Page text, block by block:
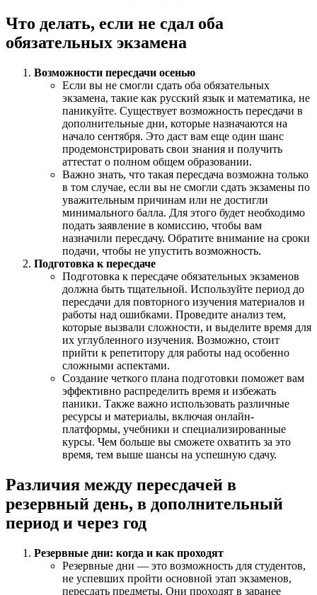
Что делать, если не сдал оба
обязательных экзамена
Возможности пересдачи осенью
Если вы не смогли сдать оба обязательных
экзамена, такие как русский язык и математика, не
паникуйте. Существует возможность пересдачи в
дополнительные дни, которые назначаются на
начало сентября. Это даст вам еще один шанс
продемонстрировать свои знания и получить
аттестат о полном общем образовании.
Важно знать, что такая пересдача возможна только
в том случае, если вы не смогли сдать экзамены по
уважительным причинам или не достигли
минимального балла. Для этого будет необходимо
подать заявление в комиссию, чтобы вам
назначили пересдачу. Обратите внимание на сроки
подачи, чтобы не упустить возможность.
Подготовка к пересдаче
Подготовка к пересдаче обязательных экзаменов
должна быть тщательной. Используйте период до
пересдачи для повторного изучения материалов и
работы над ошибками. Проведите анализ тем,
которые вызвали сложности, и выделите время для
их углубленного изучения. Возможно, стоит
прийти к репетитору для работы над особенно
сложными аспектами.
Создание четкого плана подготовки поможет вам
эффективно распределить время и избежать
паники. Также важно использовать различные
ресурсы и материалы, включая онлайн-
платформы, учебники и специализированные
курсы. Чем больше вы сможете охватить за это
время, тем выше шансы на успешную сдачу.
Различия между пересдачей в
резервный день, в дополнительный
период и через год
Резервные дни: когда и как проходят
Резервные дни — это возможность для студентов,
не успевших пройти основной этап экзаменов,
пересдать предметы. Они проходят в заранее